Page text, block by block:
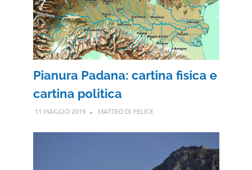
Pianura Padana: cartina fisica e
cartina politica
11 MAGGIO 2019 MATTEO DI FELICE